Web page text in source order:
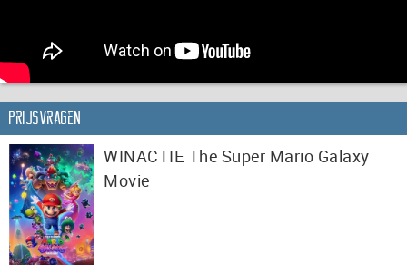
Prijsvragen
WINACTIE The Super Mario Galaxy
Movie